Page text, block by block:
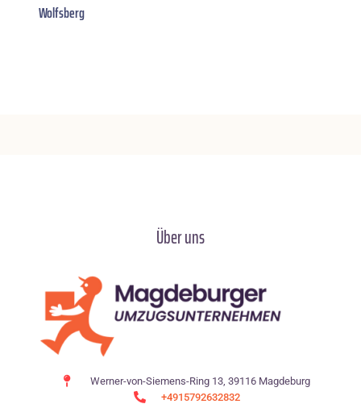
Wolfsberg
Über uns
Werner-von-Siemens-Ring 13, 39116 Magdeburg
+4915792632832